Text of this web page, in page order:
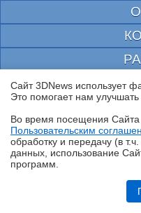
Обзор робота-уборщика
на мелочи (но не
© 1997—2026 Электронное
Сайт 3DNews использует
Это помогает нам улучшать
Во время посещения Cайта
Пользовательским
обработку и передачу (в
данных, использование
программ.